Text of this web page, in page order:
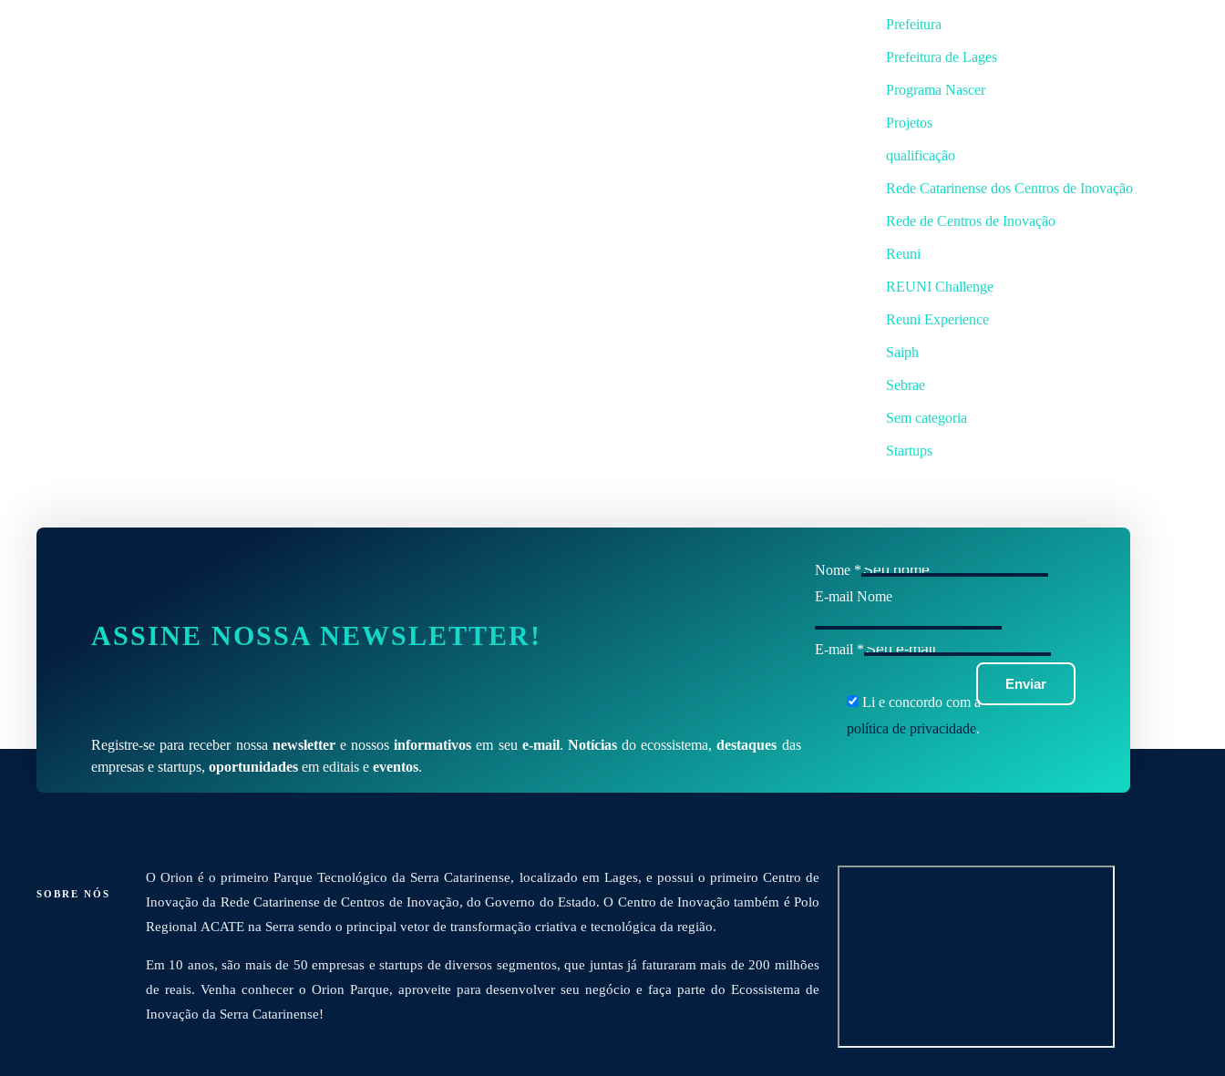
Prefeitura
Prefeitura de Lages
Programa Nascer
Projetos
qualificação
Rede Catarinense dos Centros de Inovação
Rede de Centros de Inovação
Reuni
REUNI Challenge
Reuni Experience
Saiph
Sebrae
Sem categoria
Startups
ASSINE NOSSA NEWSLETTER!
Registre-se para receber nossa newslettere nossosinformativos em seu e-mail. Notíciasdo ecossistema,destaques das
empresas e startups, oportunidades em editais e eventos.
Nome *
E-mail Nome
E-mail *
Enviar
Li e concordo com a
política de privacidade.
SOBRE NÓS
O Orion é o primeiro Parque Tecnológico da Serra Catarinense, localizado em Lages, e possui o primeiro Centro de
Inovação da Rede Catarinense de Centros de Inovação, do Governo do Estado. O Centro de Inovação também é Polo
Regional ACATE na Serra sendo o principal vetor de transformação criativa e tecnológica da região.
Em 10 anos, são mais de 50 empresas e startups de diversos segmentos, que juntas já faturaram mais de 200 milhões
de reais. Venha conhecer o Orion Parque, aproveite para desenvolver seu negócio e faça parte do Ecossistema de
Inovação da Serra Catarinense!